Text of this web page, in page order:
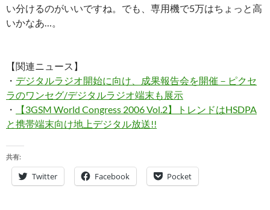
い分けるのがいいですね。でも、専用機で5万はちょっと高
いかなあ…。
【関連ニュース】
・ デジタルラジオ開始に向け、成果報告会を開催－ピクセ
ラのワンセグ/デジタルラジオ端末も展示
・
【3GSM World Congress 2006 Vol.2】トレンドはHSDPA
と携帯端末向け地上デジタル放送!!
共有:
Twitter Facebook Pocket